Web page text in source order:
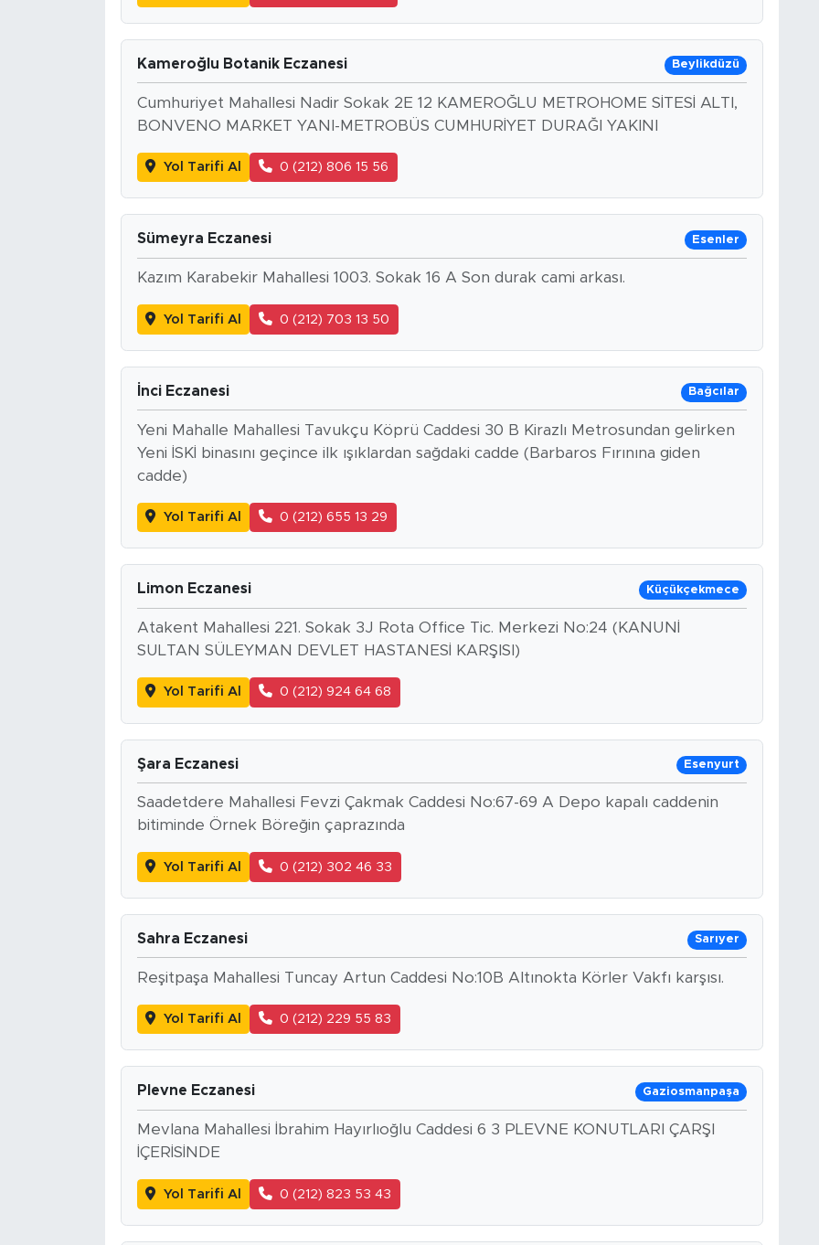
Kameroğlu Botanik Eczanesi Beylikdüzü
Cumhuriyet Mahallesi Nadir Sokak 2E 12 KAMEROĞLU METROHOME SİTESİ ALTI,
BONVENO MARKET YANI-METROBÜS CUMHURİYET DURAĞI YAKINI
Yol Tarifi Al 0 (212) 806 15 56
Sümeyra Eczanesi Esenler
Kazım Karabekir Mahallesi 1003. Sokak 16 A Son durak cami arkası.
Yol Tarifi Al 0 (212) 703 13 50
İnci Eczanesi Bağcılar
Yeni Mahalle Mahallesi Tavukçu Köprü Caddesi 30 B Kirazlı Metrosundan gelirken
Yeni İSKİ binasını geçince ilk ışıklardan sağdaki cadde (Barbaros Fırınına giden
cadde)
Yol Tarifi Al 0 (212) 655 13 29
Limon Eczanesi Küçükçekmece
Atakent Mahallesi 221. Sokak 3J Rota Office Tic. Merkezi No:24 (KANUNİ
SULTAN SÜLEYMAN DEVLET HASTANESİ KARŞISI)
Yol Tarifi Al 0 (212) 924 64 68
Şara Eczanesi Esenyurt
Saadetdere Mahallesi Fevzi Çakmak Caddesi No:67-69 A Depo kapalı caddenin
bitiminde Örnek Böreğin çaprazında
Yol Tarifi Al 0 (212) 302 46 33
Sahra Eczanesi Sarıyer
Reşitpaşa Mahallesi Tuncay Artun Caddesi No:10B Altınokta Körler Vakfı karşısı.
Yol Tarifi Al 0 (212) 229 55 83
Plevne Eczanesi Gaziosmanpaşa
Mevlana Mahallesi İbrahim Hayırlıoğlu Caddesi 6 3 PLEVNE KONUTLARI ÇARŞI
İÇERİSİNDE
Yol Tarifi Al 0 (212) 823 53 43